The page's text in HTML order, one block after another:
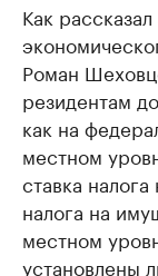
Как
Роман
резидентам
как на
местном
ставка
налога на
местном
установлены